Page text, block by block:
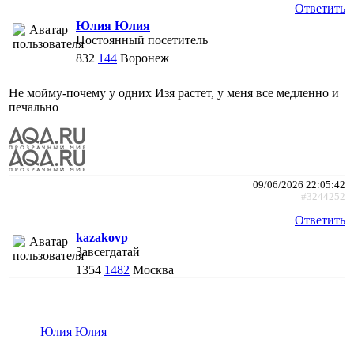
Ответить
Юлия Юлия
Постоянный посетитель
832 144 Воронеж
Не мойму-почему у одних Изя растет, у меня все медленно и
печально
09/06/2026 22:05:42
#3244252
Ответить
kazakovp
Завсегдатай
1354 1482 Москва
Юлия Юлия